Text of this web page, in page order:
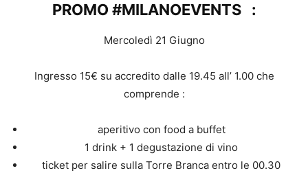
PROMO #MILANOEVENTS :
Mercoledì 21 Giugno
Ingresso 15€ su accredito dalle 19.45 all’ 1.00 che
comprende :
aperitivo con food a buffet
1 drink + 1 degustazione di vino
ticket per salire sulla Torre Branca entro le 00.30